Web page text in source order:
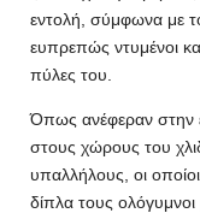
εντολή, σύμφωνα με
ευπρεπώς ντυμένοι
πύλες του.
Όπως ανέφεραν στην
στους χώρους του
υπαλλήλους, οι
δίπλα τους